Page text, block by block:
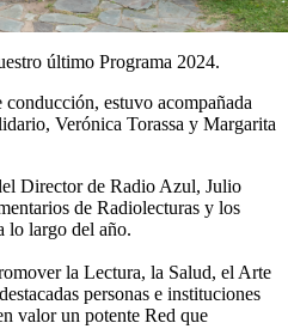
último Programa 2024.
estuvo acompañada
Verónica Torassa y Margarita
Director de Radio Azul, Julio
de Radiolecturas y los
lo largo del año.
la Lectura, la Salud, el Arte
personas e instituciones
valor un potente Red que